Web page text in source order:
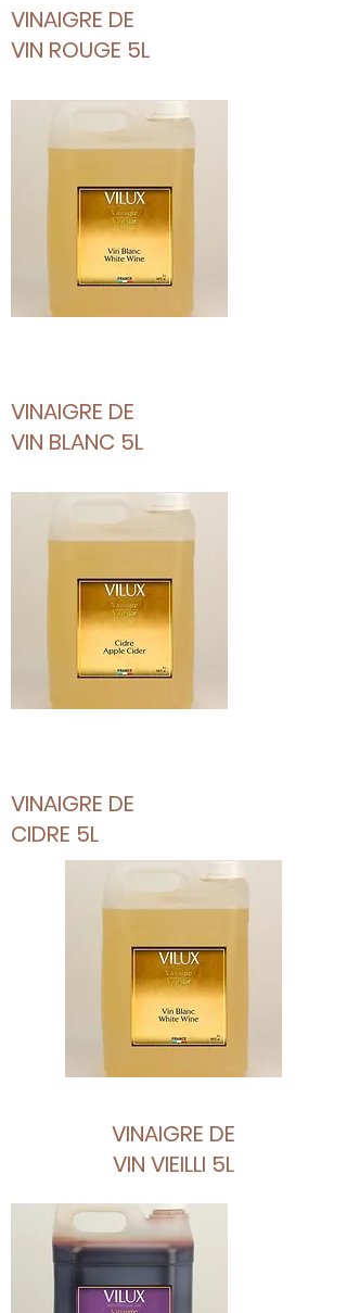
VINAIGRE DE
VIN ROUGE 5L
VINAIGRE DE
VIN BLANC 5L
VINAIGRE DE
CIDRE 5L
VINAIGRE DE
VIN VIEILLI 5L